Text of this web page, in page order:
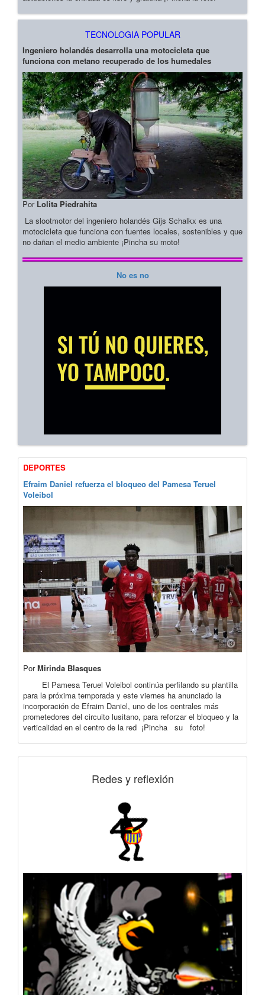
TECNOLOGIA POPULAR
Ingeniero holandés desarrolla una motocicleta que
funciona con metano recuperado de los humedales
Por Lolita Piedrahita
La slootmotor del ingeniero holandés Gijs Schalkx es una
motocicleta que funciona con fuentes locales, sostenibles y que
no dañan el medio ambiente ¡Pincha su moto!
No es no
DEPORTES
Efraim Daniel refuerza el bloqueo del Pamesa Teruel
Voleibol
PorMirinda Blasques
El Pamesa Teruel Voleibol continúa perfilando su plantilla
para la próxima temporada y este viernes ha anunciado la
incorporación de Efraim Daniel, uno de los centrales más
prometedores del circuito lusitano, para reforzar el bloqueo y la
verticalidad en el centro de la red ¡Pincha su foto!
Redes y reflexión